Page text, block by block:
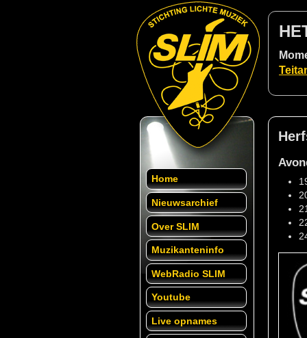
Home
Nieuwsarchief
Over SLIM
Muzikanteninfo
WebRadio SLIM
Youtube
Live opnames